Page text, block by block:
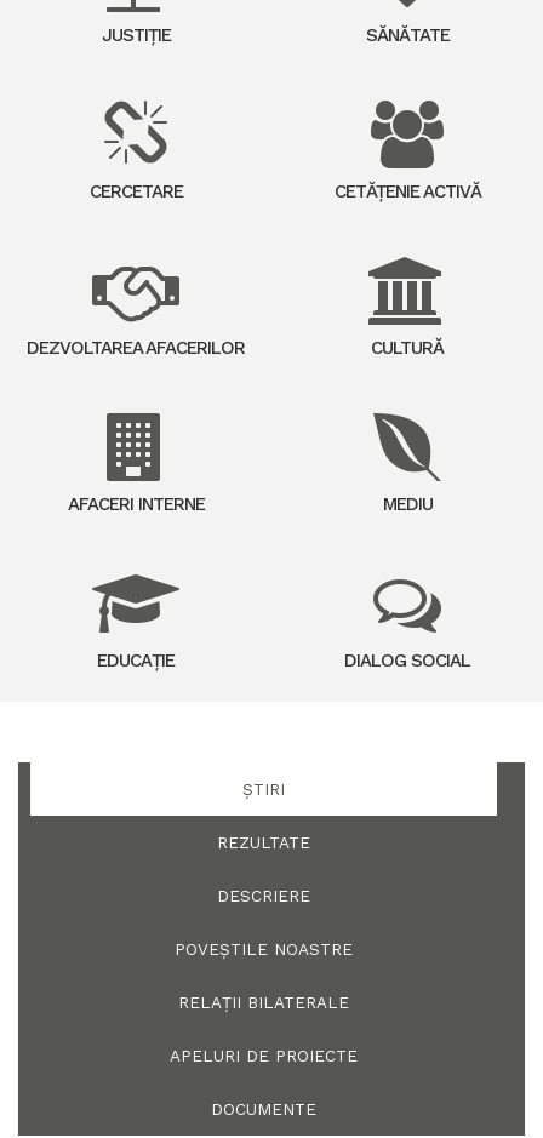
JUSTIȚIE SĂNĂTATE
CERCETARE CETĂȚENIE ACTIVĂ
DEZVOLTAREA AFACERILOR CULTURĂ
AFACERI INTERNE MEDIU
EDUCAȚIE DIALOG SOCIAL
ȘTIRI
REZULTATE
DESCRIERE
POVEȘTILE NOASTRE
RELAȚII BILATERALE
APELURI DE PROIECTE
DOCUMENTE